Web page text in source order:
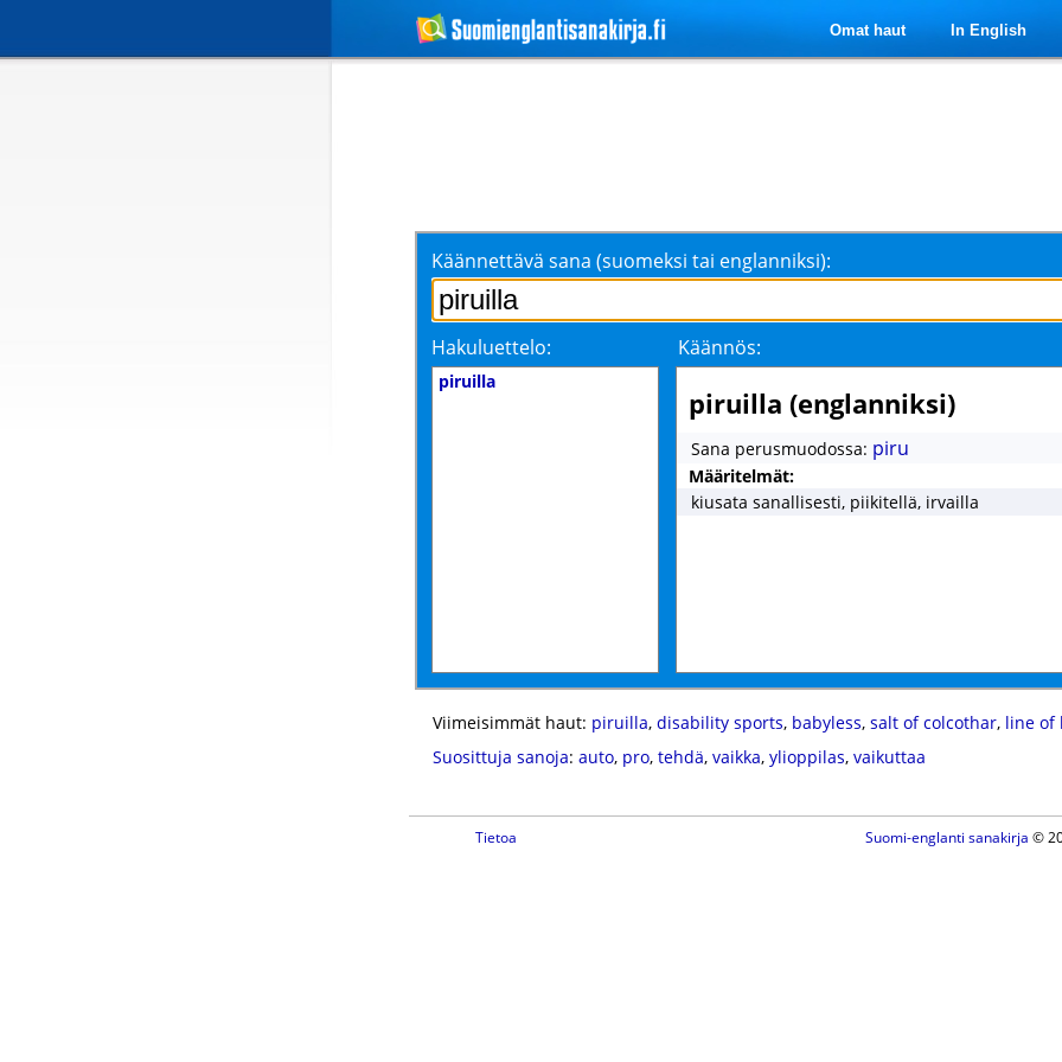
Omat haut In English
Käännettävä sana (suomeksi tai englanniksi):
Hakuluettelo: Käännös:
piruilla
piruilla (englanniksi)
Sana perusmuodossa: piru
Määritelmät:
kiusata sanallisesti, piikitellä, irvailla
Viimeisimmät haut: piruilla, disability sports, babyless, salt of colcothar, line of
Suosittuja sanoja: auto, pro, tehdä, vaikka, ylioppilas, vaikuttaa
Tietoa Suomi-englanti sanakirja ©